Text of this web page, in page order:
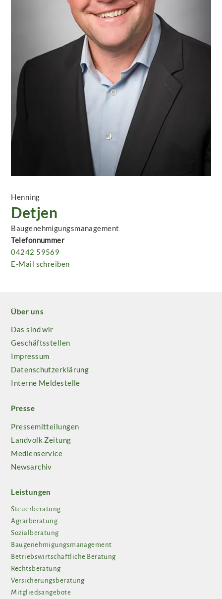
Henning
Detjen
Baugenehmigungsmanagement
Telefonnummer
04242 59569
E-Mail schreiben
Über uns
Das sind wir
Geschäftsstellen
Impressum
Datenschutzerklärung
Interne Meldestelle
Presse
Pressemitteilungen
Landvolk Zeitung
Medienservice
Newsarchiv
Leistungen
Steuerberatung
Agrarberatung
Sozialberatung
Baugenehmigungsmanagement
Betriebswirtschaftliche Beratung
Rechtsberatung
Versicherungsberatung
Mitgliedsangebote